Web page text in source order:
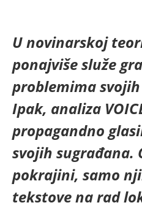
U novinarskoj
ponajviše služe
problemima
Ipak, analiza
propagandno
svojih
pokrajini, samo
tekstove na rad